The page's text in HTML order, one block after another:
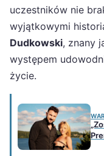
uczestników nie
wyjątkowymi
Dudkowski, znany
występem
życie.